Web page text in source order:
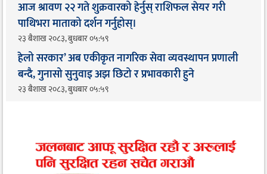
आज श्रावण २२ गते शुक्रवारको हेर्नुस् राशिफल सेयर गरी
पाथिभरा माताको दर्शन गर्नुहोस्।
२३ बैशाख २०८३, बुधबार ०५:५९
हेलो सरकार’ अब एकीकृत नागरिक सेवा व्यवस्थापन प्रणाली
बन्दै, गुनासो सुनुवाइ अझ छिटो र प्रभावकारी हुने
२३ बैशाख २०८३, बुधबार ०५:५९